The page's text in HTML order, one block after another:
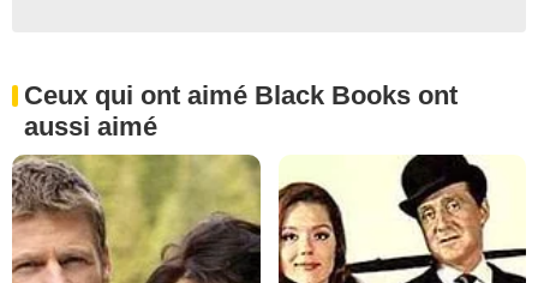
Ceux qui ont aimé Black Books ont
aussi aimé